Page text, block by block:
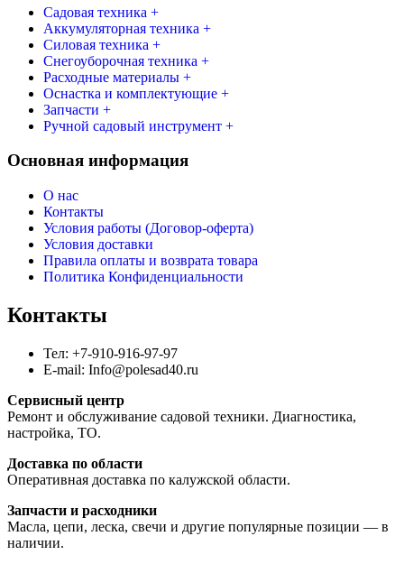
Садовая техника +
Аккумуляторная техника +
Силовая техника +
Снегоуборочная техника +
Расходные материалы +
Оснастка и комплектующие +
Запчасти +
Ручной садовый инструмент +
Основная информация
О нас
Контакты
Условия работы (Договор-оферта)
Условия доставки
Правила оплаты и возврата товара
Политика Конфиденциальности
Контакты
Тел: +7-910-916-97-97
E-mail: Info@polesad40.ru
Сервисный центр
Ремонт и обслуживание садовой техники. Диагностика,
настройка, ТО.
Доставка по области
Оперативная доставка по калужской области.
Запчасти и расходники
Масла, цепи, леска, свечи и другие популярные позиции — в
наличии.